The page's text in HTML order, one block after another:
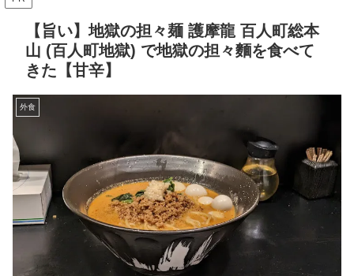
【旨い】地獄の担々麺 護摩龍 百人町総本
山 (百人町地獄) で地獄の担々麵を食べて
きた【甘辛】
外食